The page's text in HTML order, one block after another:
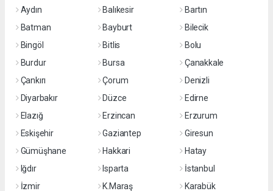
Aydın
Balıkesir
Bartın
Batman
Bayburt
Bilecik
Bingöl
Bitlis
Bolu
Burdur
Bursa
Çanakkale
Çankırı
Çorum
Denizli
Diyarbakır
Düzce
Edirne
Elazığ
Erzincan
Erzurum
Eskişehir
Gaziantep
Giresun
Gümüşhane
Hakkari
Hatay
Iğdır
Isparta
İstanbul
İzmir
K.Maraş
Karabük